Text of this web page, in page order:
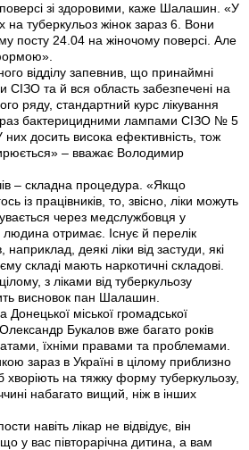
зі здоровими, каже Шалашин. «У
туберкульоз жінок зараз 6. Вони
посту 24.04 на жіночому поверсі. Але
відділу запевнив, що принаймні
та й вся область забезпечені на
ряду, стандартний курс лікування
бактерицидними лампами СІЗО № 5
досить висока ефективність, тож
– вважає Володимир
– складна процедура. «Якщо
із працівників, то, звісно, ліки можуть
через медслужбовця у
отримає. Існує й перелік
деякі ліки від застуди, які
складі мають наркотичні складові.
з ліками від туберкульозу
висновок пан Шалашин.
Донецької міської громадської
Букалов вже багато років
їхніми правами та проблемами.
зараз в Україні в цілому приблизно
хворіють на тяжку форму туберкульозу,
набагато вищий, ніж в інших
навіть лікар не відвідує, він
у вас півторарічна дитина, а вам